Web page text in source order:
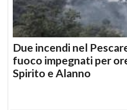
Due incendi nel
fuoco impegnati per
Spirito e Alanno